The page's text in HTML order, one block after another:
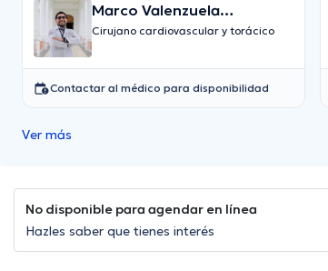
Marco Valenzuela
Cifuentes
Cirujano cardiovascular y torácico
Contactar al médico para disponibilidad
Ver más
No disponible para agendar en línea
Hazles saber que tienes interés